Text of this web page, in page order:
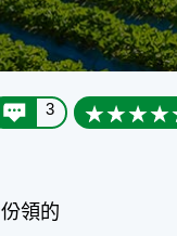
3
領的